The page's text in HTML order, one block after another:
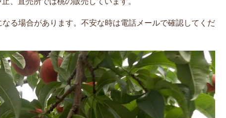
る場合があります。不安な時は電話メールで確認してくだ